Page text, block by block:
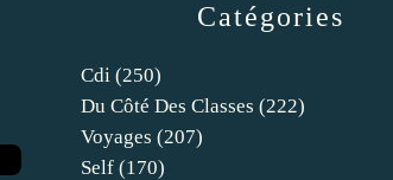
Catégories
Cdi (250)
Du Côté Des Classes (222)
Voyages (207)
Self (170)